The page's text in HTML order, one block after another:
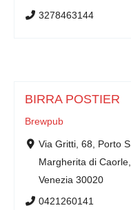
3278463144
BIRRA POSTIER
Brewpub
Via Gritti, 68, Porto S.
Margherita di Caorle,
Venezia 30020
0421260141